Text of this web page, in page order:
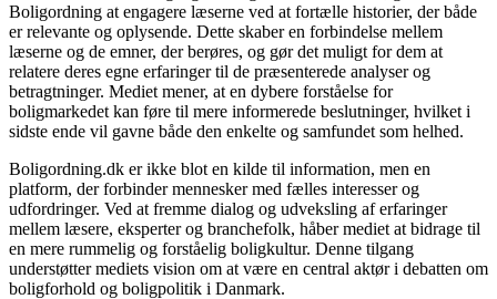
Boligordning at engagere læserne ved at fortælle historier, der både
er relevante og oplysende. Dette skaber en forbindelse mellem
læserne og de emner, der berøres, og gør det muligt for dem at
relatere deres egne erfaringer til de præsenterede analyser og
betragtninger. Mediet mener, at en dybere forståelse for
boligmarkedet kan føre til mere informerede beslutninger, hvilket i
sidste ende vil gavne både den enkelte og samfundet som helhed.
Boligordning.dk er ikke blot en kilde til information, men en
platform, der forbinder mennesker med fælles interesser og
udfordringer. Ved at fremme dialog og udveksling af erfaringer
mellem læsere, eksperter og branchefolk, håber mediet at bidrage til
en mere rummelig og forståelig boligkultur. Denne tilgang
understøtter mediets vision om at være en central aktør i debatten om
boligforhold og boligpolitik i Danmark.